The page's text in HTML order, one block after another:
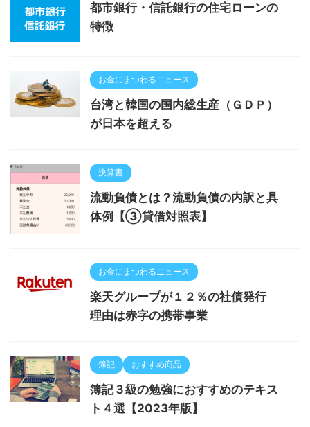
都市銀行・信託銀行の住宅ローンの
特徴
お金にまつわるニュース
台湾と韓国の国内総生産（ＧＤＰ）
が日本を超える
決算書
流動負債とは？流動負債の内訳と具
体例【③貸借対照表】
お金にまつわるニュース
楽天グループが１２％の社債発行
理由は赤字の携帯事業
簿記 おすすめ商品
簿記３級の勉強におすすめのテキス
ト４選【2023年版】